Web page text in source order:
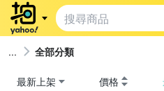
全部分類
最新上架 價格